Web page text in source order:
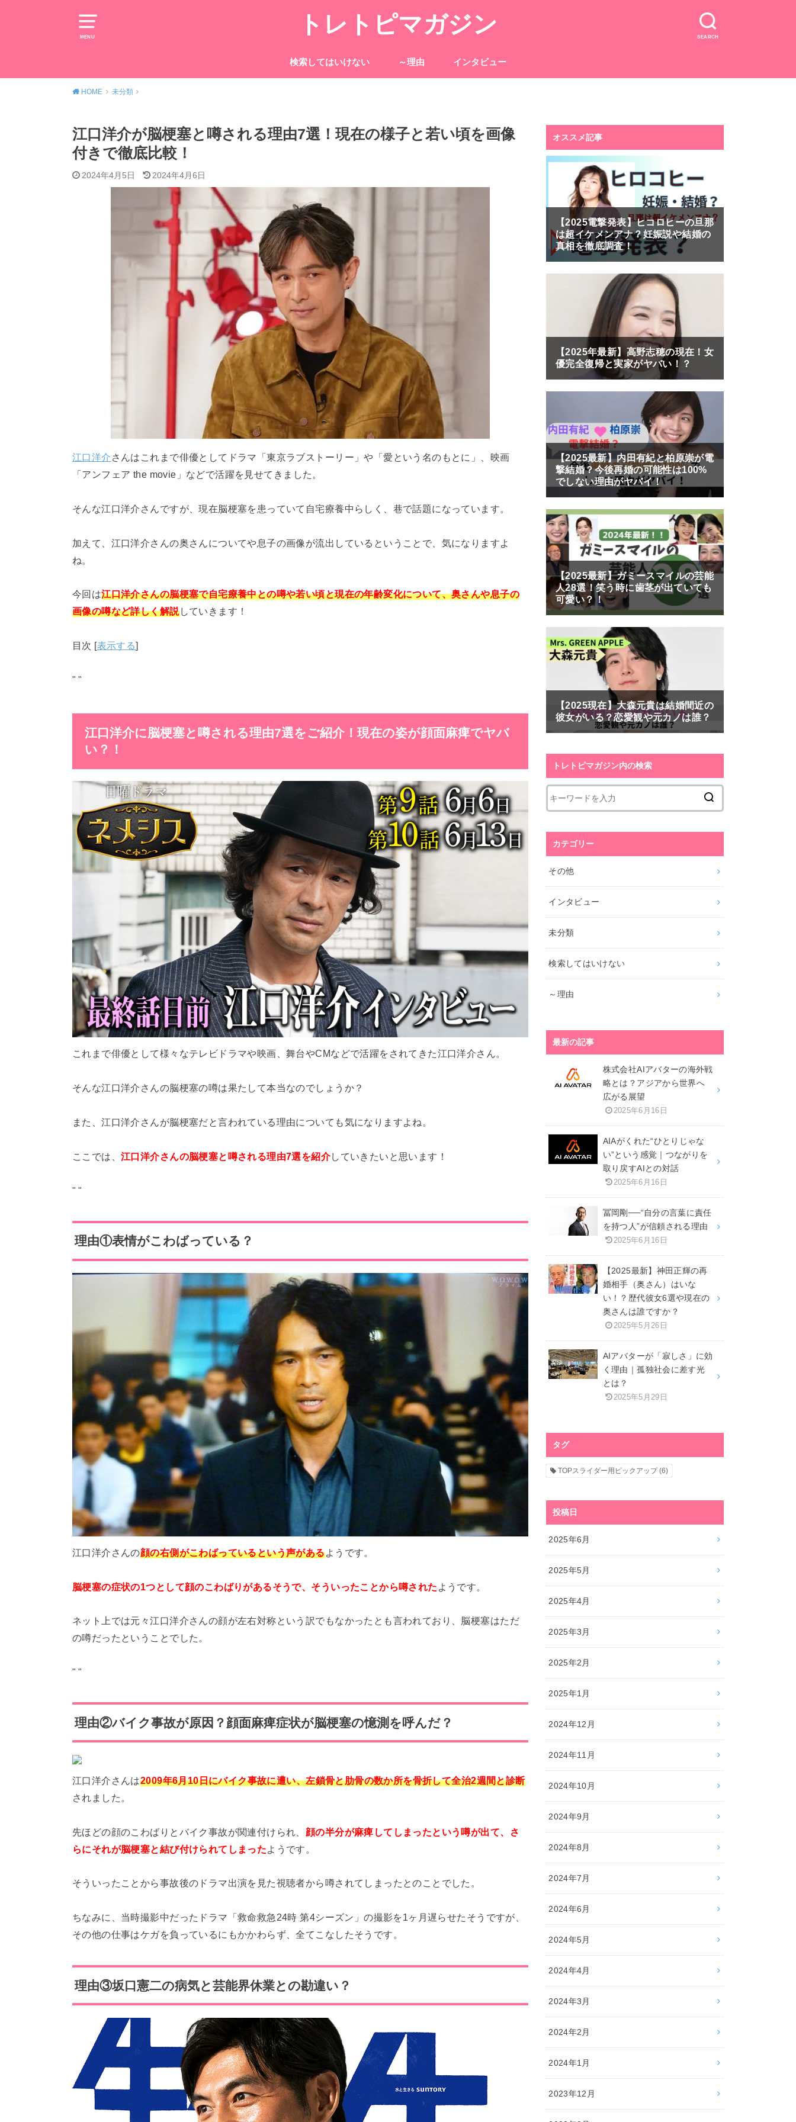
MENU SEARCH
トレトピマガジン
検索してはいけない ～理由 インタビュー
HOME 未分類
江口洋介が脳梗塞と噂される理由7選！現在の様子と若い頃を画像
付きで徹底比較！
2024年4月5日 2024年4月6日
江口洋介 さんはこれまで俳優としてドラマ「東京ラブストーリー」や「愛という名のもとに」、映画
「アンフェア the movie」などで活躍を見せてきました。
そんな江口洋介さんですが、現在脳梗塞を患っていて自宅療養中らしく、巷で話題になっています。
加えて、江口洋介さんの奥さんについてや息子の画像が流出しているということで、気になりますよ
ね。
今回は江口洋介さんの脳梗塞で自宅療養中との噂や若い頃と現在の年齢変化について、奥さんや息子の
画像の噂など詳しく解説していきます！
目次 [表示する]
" "
江口洋介に脳梗塞と噂される理由7選をご紹介！現在の姿が顔面麻痺でヤバ
い？！
これまで俳優として様々なテレビドラマや映画、舞台やCMなどで活躍をされてきた江口洋介さん。
そんな江口洋介さんの脳梗塞の噂は果たして本当なのでしょうか？
また、江口洋介さんが脳梗塞だと言われている理由についても気になりますよね。
ここでは、江口洋介さんの脳梗塞と噂される理由7選を紹介していきたいと思います！
" "
理由①表情がこわばっている？
江口洋介さんの顔の右側がこわばっているという声があるようです。
脳梗塞の症状の1つとして顔のこわばりがあるそうで、そういったことから噂された ようです。
ネット上では元々江口洋介さんの顔が左右対称という訳でもなかったとも言われており、脳梗塞はただ
の噂だったということでした。
" "
理由②バイク事故が原因？顔面麻痺症状が脳梗塞の憶測を呼んだ？
江口洋介さんは2009年6月10日にバイク事故に遭い、左鎖骨と肋骨の数か所を骨折して全治2週間と診断
されました。
先ほどの顔のこわばりとバイク事故が関連付けられ、 顔の半分が麻痺してしまったという噂が出て、さ
らにそれが脳梗塞と結び付けられてしまったようです。
そういったことから事故後のドラマ出演を見た視聴者から噂されてしまったとのことでした。
ちなみに、当時撮影中だったドラマ「救命救急24時 第4シーズン」の撮影を1ヶ月遅らせたそうですが、
その他の仕事はケガを負っているにもかかわらず、全てこなしたそうです。
理由③坂口憲二の病気と芸能界休業との勘違い？
オススメ記事
【2025電撃発表】ヒコロヒーの旦那
は超イケメンアナ？妊娠説や結婚の
真相を徹底調査！
【2025年最新】高野志穂の現在！女
優完全復帰と実家がヤバい！？
【2025最新】内田有紀と柏原崇が電
撃結婚？今後再婚の可能性は100%
でしない理由がヤバイ！
【2025最新】ガミースマイルの芸能
人28選！笑う時に歯茎が出ていても
可愛い？！
【2025現在】大森元貴は結婚間近の
彼女がいる？恋愛観や元カノは誰？
トレトピマガジン内の検索
カテゴリー
その他
インタビュー
未分類
検索してはいけない
～理由
最新の記事
株式会社AIアバターの海外戦
略とは？アジアから世界へ
広がる展望
2025年6月16日
AIAがくれた“ひとりじゃな
い”という感覚｜つながりを
取り戻すAIとの対話
2025年6月16日
冨岡剛──“自分の言葉に責任
を持つ人”が信頼される理由
2025年6月16日
【2025最新】神田正輝の再
婚相手（奥さん）はいな
い！？歴代彼女6選や現在の
奥さんは誰ですか？
2025年5月26日
AIアバターが「寂しさ」に効
く理由｜孤独社会に差す光
とは？
2025年5月29日
タグ
TOPスライダー用ピックアップ(6)
投稿日
2025年6月
2025年5月
2025年4月
2025年3月
2025年2月
2025年1月
2024年12月
2024年11月
2024年10月
2024年9月
2024年8月
2024年7月
2024年6月
2024年5月
2024年4月
2024年3月
2024年2月
2024年1月
2023年12月